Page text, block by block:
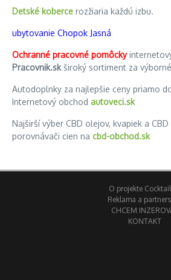
Detské koberce rozžiaria každú izbu.
ubytovanie Chopok Jasná
Ochranné pracovné pomôcky
Pracovnik.skširoký sortiment za
Autodoplnky za najlepšie ceny priamo
Internetový obchod autoveci.sk
Najširší výber CBD olejov, kvapiek a
porovnávači cien na cbd-obchod.sk
O projekte
Reklama a
CHCEM
KONTAKT